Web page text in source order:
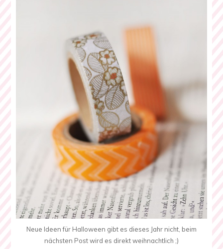
Neue Ideen für Halloween gibt es dieses Jahr nicht, beim
nächsten Post wird es direkt weihnachtlich ;)